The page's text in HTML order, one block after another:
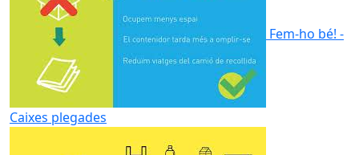
Fem-ho bé! -
Caixes plegades